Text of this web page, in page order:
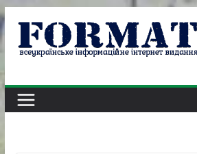
Skip
to
content